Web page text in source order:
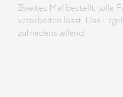
Zweites Mal bestellt, tolle
verarbeiten lässt. Das
zufriedenstellend.